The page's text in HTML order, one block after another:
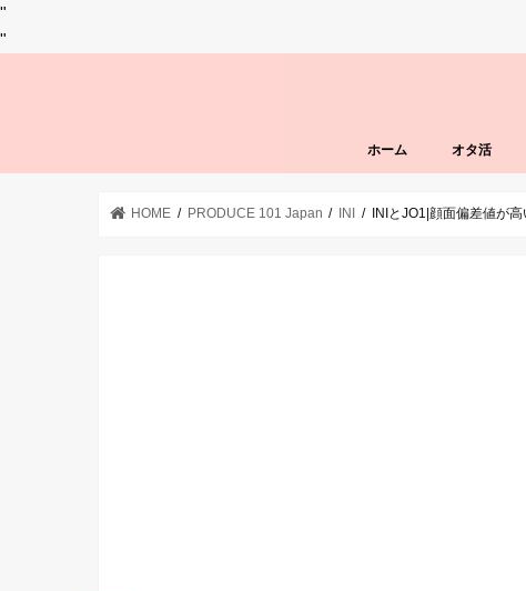
"
"
ホーム オタ活
HOME PRODUCE 101 Japan INI INIとJO1|顔面偏差値が